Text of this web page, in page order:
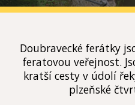
Doubravecké ferátky
feratovou veřejnost.
kratší cesty v údolí
plzeňské